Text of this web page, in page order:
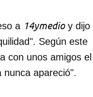
a 14ymedioy dijo
Según este
con unos amigos el
apareció".